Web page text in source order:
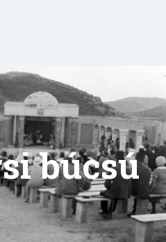
búcsú